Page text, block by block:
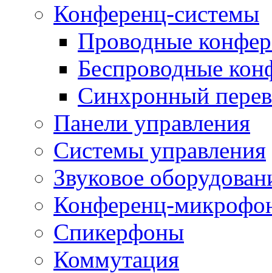
Конференц-системы
Проводные
Беспроводные
Синхронный
Панели управления
Системы управления
Звуковое
Конференц-
Спикерфоны
Коммутация